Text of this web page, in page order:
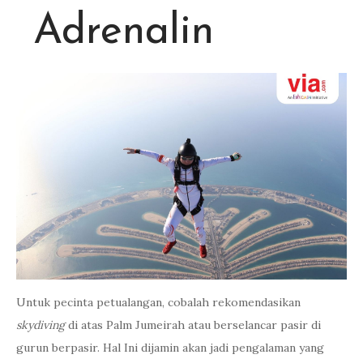
Adrenalin
Untuk pecinta petualangan, cobalah rekomendasikan
skydivingdi atas Palm Jumeirah atau berselancar pasir di
gurun berpasir. Hal Ini dijamin akan jadi pengalaman yang